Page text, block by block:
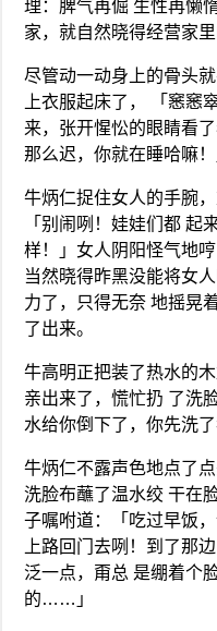
理：脾气再倔 生性再懒
家，就自然晓得经营家里
尽管动一动身上的骨头
上衣服起床了， 「窸窸
来，张开惺忪的眼睛看
那么迟，你就在睡哈嘛
牛炳仁捉住女人的手腕
「别闹咧！娃娃们都 起
样！」女人阴阳怪气地
当然晓得昨黑没能将女
力了，只得无奈 地摇晃
了出来。
牛高明正把装了热水的
亲出来了，慌忙扔 了洗
水给你倒下了，你先洗了
牛炳仁不露声色地点了
洗脸布蘸了温水绞 干在
子嘱咐道：「吃过早饭
上路回门去咧！到了那
泛一点，甭总 是绷着个
的……」